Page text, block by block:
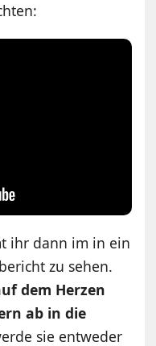
ihr dann im in ein
zu sehen.
dem Herzen
ab in die
sie entweder